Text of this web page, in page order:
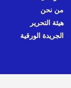
من نحن
هيئة التحرير
الجريدة الورقية